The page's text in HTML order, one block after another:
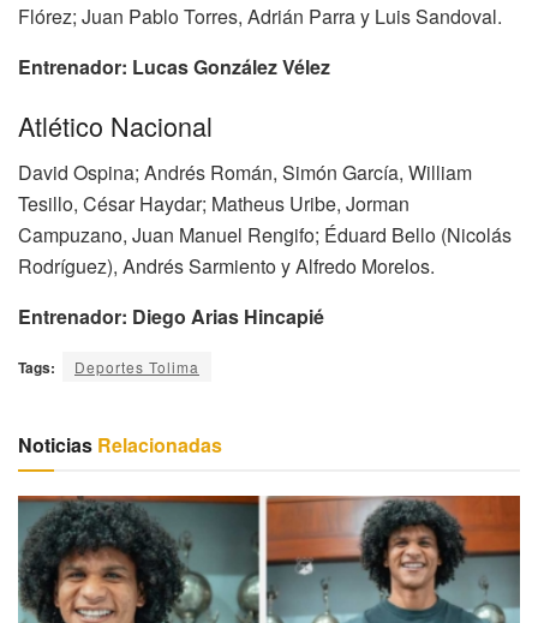
Flórez; Juan Pablo Torres, Adrián Parra y Luis Sandoval.
Entrenador: Lucas González Vélez
Atlético Nacional
David Ospina; Andrés Román, Simón García, William
Tesillo, César Haydar; Matheus Uribe, Jorman
Campuzano, Juan Manuel Rengifo; Éduard Bello (Nicolás
Rodríguez), Andrés Sarmiento y Alfredo Morelos.
Entrenador: Diego Arias Hincapié
Tags: Deportes Tolima
Noticias Relacionadas